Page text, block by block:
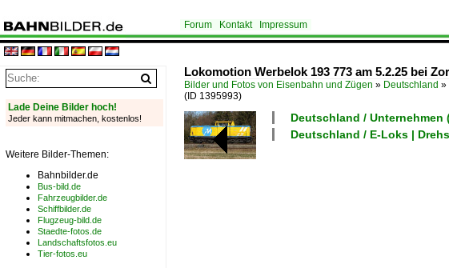
Forum Kontakt Impressum
Lokomotion Werbelok 193 773 am 5.2.25 bei
Bilder und Fotos von Eisenbahn und Zügen » Deutschland »
(ID 1395993)
Deutschland /
Deutschland / E-Loks |
Lade Deine Bilder hoch!
Jeder kann mitmachen, kostenlos!
Weitere Bilder-Themen:
Bahnbilder.de
Bus-bild.de
Fahrzeugbilder.de
Schiffbilder.de
Flugzeug-bild.de
Staedte-fotos.de
Landschaftsfotos.eu
Tier-fotos.eu